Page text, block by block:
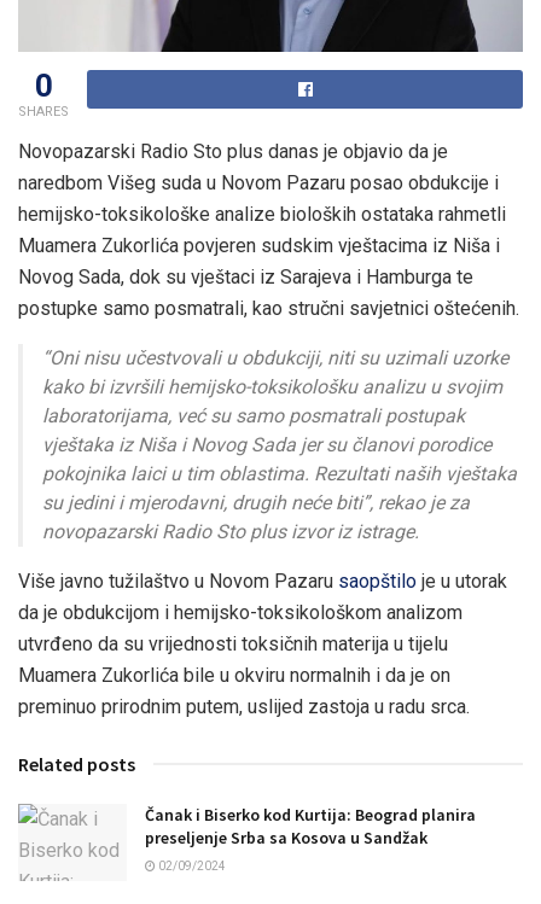
0
SHARES
Novopazarski Radio Sto plus danas je objavio da je
naredbom Višeg suda u Novom Pazaru posao obdukcije i
hemijsko-toksikološke analize bioloških ostataka rahmetli
Muamera Zukorlića povjeren sudskim vještacima iz Niša i
Novog Sada, dok su vještaci iz Sarajeva i Hamburga te
postupke samo posmatrali, kao stručni savjetnici oštećenih.
“Oni nisu učestvovali u obdukciji, niti su uzimali uzorke
kako bi izvršili hemijsko-toksikološku analizu u svojim
laboratorijama, već su samo posmatrali postupak
vještaka iz Niša i Novog Sada jer su članovi porodice
pokojnika laici u tim oblastima. Rezultati naših vještaka
su jedini i mjerodavni, drugih neće biti”, rekao je za
novopazarski Radio Sto plus izvor iz istrage.
Više javno tužilaštvo u Novom Pazaru saopštilo je u utorak
da je obdukcijom i hemijsko-toksikološkom analizom
utvrđeno da su vrijednosti toksičnih materija u tijelu
Muamera Zukorlića bile u okviru normalnih i da je on
preminuo prirodnim putem, uslijed zastoja u radu srca.
Related posts
Čanak i Biserko kod Kurtija: Beograd planira
preseljenje Srba sa Kosova u Sandžak
02/09/2024